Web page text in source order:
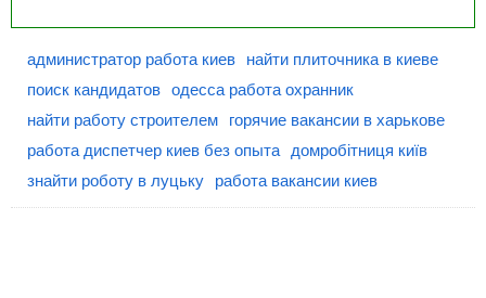
администратор работа киев
найти плиточника в киеве
поиск кандидатов одесса работа охранник
найти работу строителем
горячие вакансии в харькове
работа диспетчер киев без опыта
домробітниця київ
знайти роботу в луцьку
работа вакансии киев